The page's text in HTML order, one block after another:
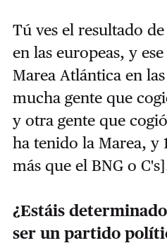
Tú ves el resultado
en las europeas, y
Marea Atlántica en
mucha gente que
y otra gente que
ha tenido la Marea, y
más que el BNG o
¿Estáis
ser un partido